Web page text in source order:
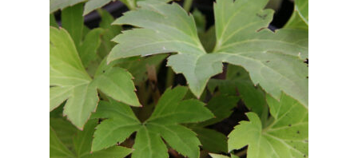
choisies
sur
la
page
du
produit